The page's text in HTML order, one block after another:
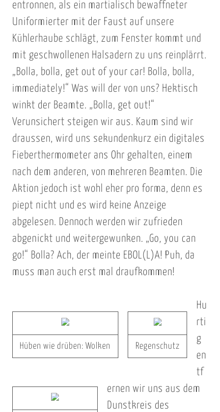
entronnen, als ein martialisch bewaffneter
Uniformierter mit der Faust auf unsere
Kühlerhaube schlägt, zum Fenster kommt und
mit geschwollenen Halsadern zu uns reinplärrt.
„Bolla, bolla, get out of your car! Bolla, bolla,
immediately!“ Was will der von uns? Hektisch
winkt der Beamte. „Bolla, get out!“
Verunsichert steigen wir aus. Kaum sind wir
draussen, wird uns sekundenkurz ein digitales
Fieberthermometer ans Ohr gehalten, einem
nach dem anderen, von mehreren Beamten. Die
Aktion jedoch ist wohl eher pro forma, denn es
piept nicht und es wird keine Anzeige
abgelesen. Dennoch werden wir zufrieden
abgenickt und weitergewunken. „Go, you can
go!“ Bolla? Ach, der meinte EBOL(L)A! Puh, da
muss man auch erst mal draufkommen!
Hüben wie drüben: Wolken Regenschutz
Hu
rti
g
en
tf
ernen wir uns aus dem
Dunstkreis des